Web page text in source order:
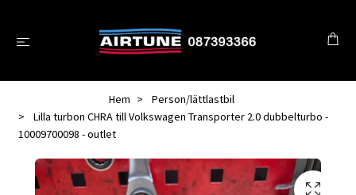
Hem
Person/lättlastbil
Lilla turbon CHRA till Volkswagen Transporter 2.0 dubbelturbo -
10009700098 - outlet